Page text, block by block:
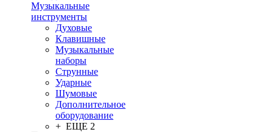
Музыкальные
инструменты
Духовые
Клавишные
Музыкальные
наборы
Струнные
Ударные
Шумовые
Дополнительное
оборудование
+ ЕЩЕ 2